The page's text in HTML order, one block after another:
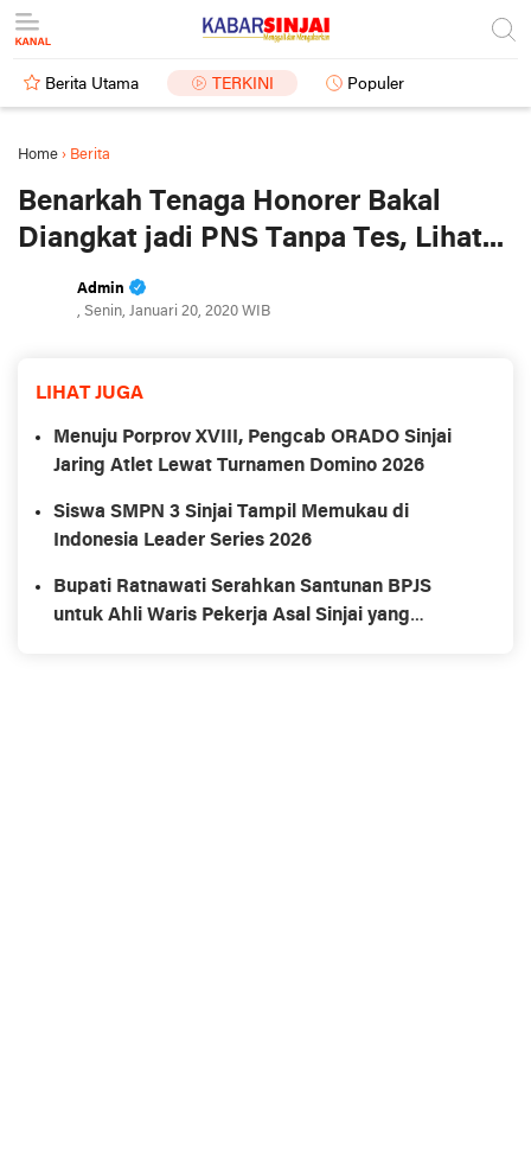
Berita Utama TERKINI Populer
Home › Berita
Benarkah Tenaga Honorer Bakal
Diangkat jadi PNS Tanpa Tes, Lihat...
Admin
, Senin, Januari 20, 2020 WIB
LIHAT JUGA
Menuju Porprov XVIII, Pengcab ORADO Sinjai
Jaring Atlet Lewat Turnamen Domino 2026
Siswa SMPN 3 Sinjai Tampil Memukau di
Indonesia Leader Series 2026
Bupati Ratnawati Serahkan Santunan BPJS
untuk Ahli Waris Pekerja Asal Sinjai yang